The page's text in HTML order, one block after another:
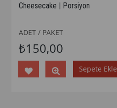
Cheesecake | Porsiyon
ADET / PAKET
₺150,00
Sepete Ekle